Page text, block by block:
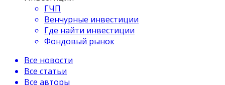
ГЧП
Венчурные инвестиции
Где найти инвестиции
Фондовый рынок
Все новости
Все статьи
Все авторы